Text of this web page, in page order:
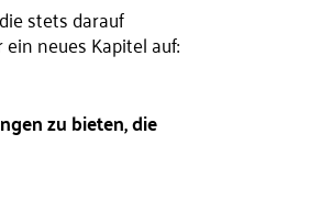
stets darauf
neues Kapitel auf:
zu bieten, die